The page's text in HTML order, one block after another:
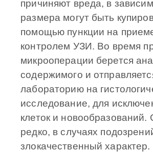
причиняют вреда, в
размера могут быть
помощью пункции на
контролем УЗИ. Во время
микрооперации берется
содержимого и
лабораторию на
исследование, для
клеток и новообразований.
редко, в случаях
злокачественный характер.